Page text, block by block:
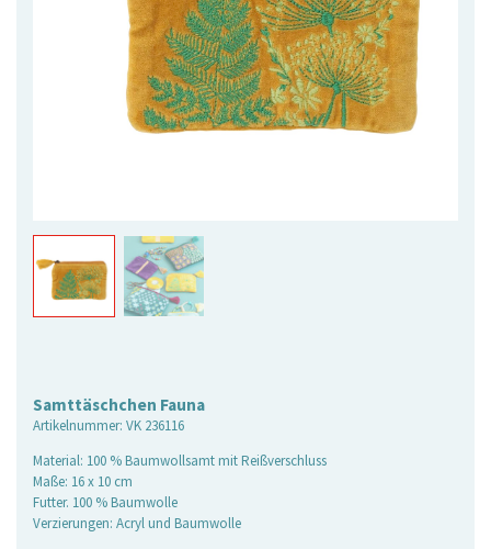
Samttäschchen Fauna
Artikelnummer: VK 236116
Material: 100 % Baumwollsamt mit Reißverschluss
Maße: 16 x 10 cm
Futter. 100 % Baumwolle
Verzierungen: Acryl und Baumwolle